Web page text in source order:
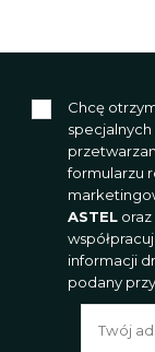
Chcę
formularzu
ASTEL
informacji
podany